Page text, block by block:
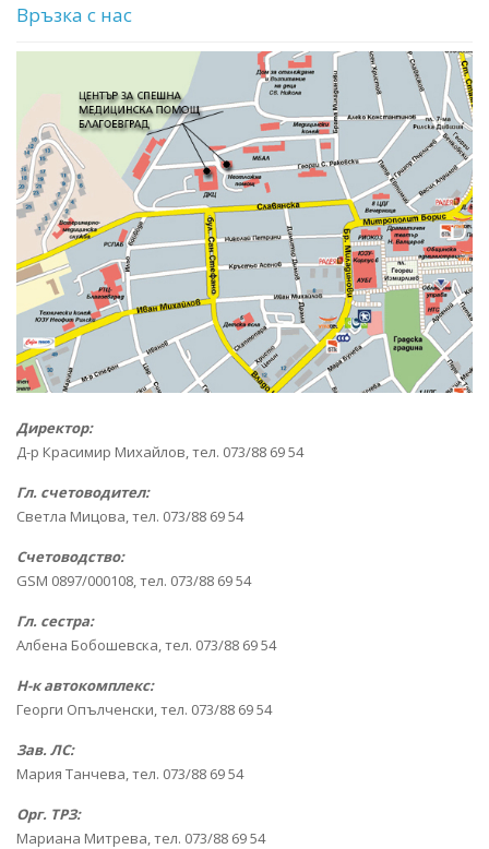
Връзка с нас
Директор:
Д-р Красимир Михайлов, тел. 073/88 69 54
Гл. счетоводител:
Светла Мицова, тел. 073/88 69 54
Счетоводство:
GSM 0897/000108, тел. 073/88 69 54
Гл. сестра:
Албена Бобошевска, тел. 073/88 69 54
Н-к автокомплекс:
Георги Опълченски, тел. 073/88 69 54
Зав. ЛС:
Мария Танчева, тел. 073/88 69 54
Орг. ТРЗ:
Мариана Митрева, тел. 073/88 69 54